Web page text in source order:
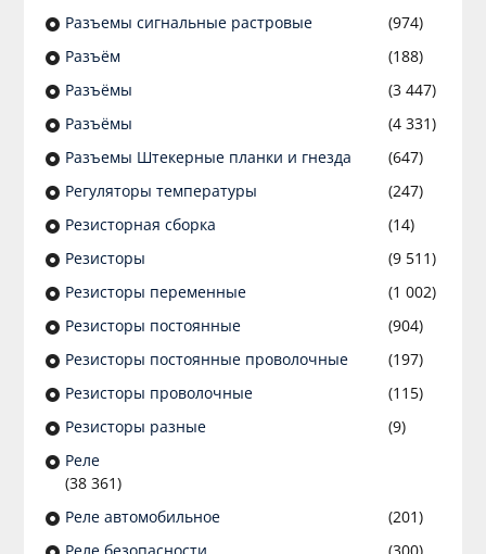
Разъeмы сигнальные растровые
(974)
Разъём
(188)
Разъёмы
(3 447)
Разъёмы
(4 331)
Разъемы Штекерные планки и гнезда
(647)
Регуляторы температуры
(247)
Резисторная сборка
(14)
Резисторы
(9 511)
Резисторы переменные
(1 002)
Резисторы постоянные
(904)
Резисторы постоянные проволочные
(197)
Резисторы проволочные
(115)
Резисторы разные
(9)
Реле
(38 361)
Реле автомобильное
(201)
Реле безопасности
(300)